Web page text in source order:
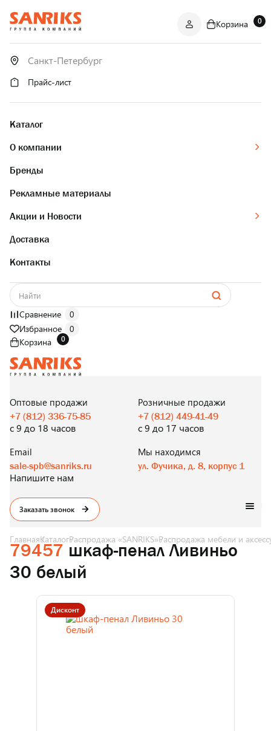
ОПТОМ
И В РОЗНИЦУ
Корзина 0
Прайс-лист
Каталог
О компании
Бренды
Рекламные материалы
Акции и Новости
Доставка
Контакты
Сравнение
0
Избранное
0
Корзина
0
И В РОЗНИЦУ
Оптовые продажи
+7 (812) 336-75-85
с 9 до 18 часов
Розничные продажи
+7 (812) 449-41-49
с 9 до 17 часов
Email
sale-spb@sanriks.ru
Напишите нам
Мы находимся
ул. Фучика, д. 8, корпус 1
Заказать звонок
ГлавнаяКаталогРаспродажа «SANRIKS»Распродажа мебели и
79457 шкаф-пенал Ливиньо
30 белый
Дисконт